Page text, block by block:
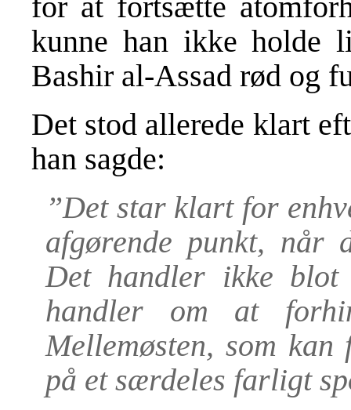
kunne han ikke holde
Bashir al-Assad rød og
Det stod allerede klart
han sagde:
”Det star klart for
afgørende punkt, når
Det handler ikke blot
handler om at
Mellemøsten, som
på et særdeles farligt